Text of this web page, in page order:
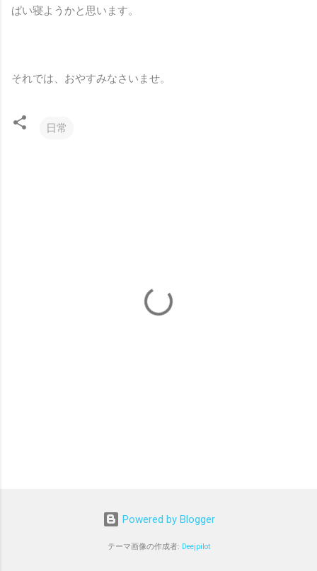
ぱい寝ようかと思います。
それでは、おやすみなさいませ。
日常
Powered by Blogger
テーマ画像の作成者: Deejpilot